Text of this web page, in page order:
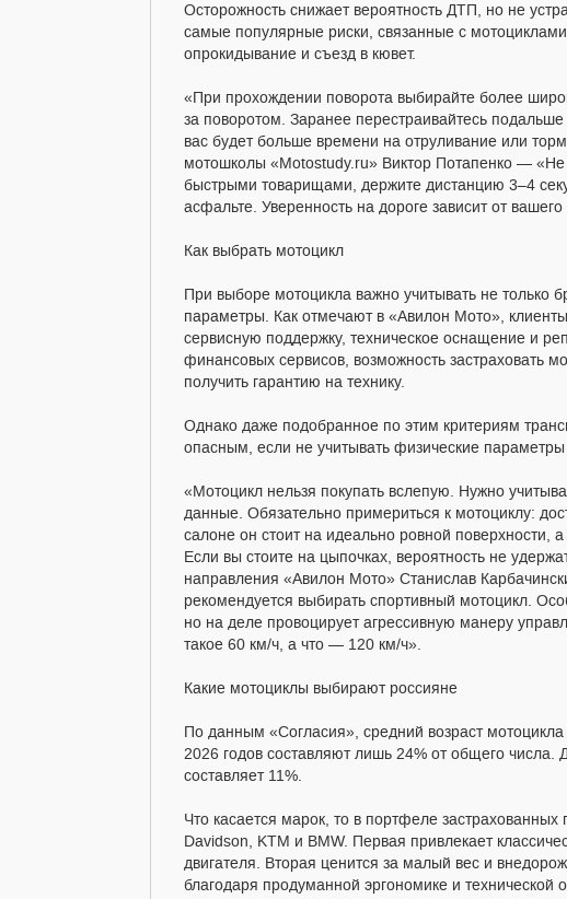
Осторожность снижает вероятность ДТП, но не
самые популярные риски, связанные с
опрокидывание и съезд в кювет.
«При прохождении поворота выбирайте более
за поворотом. Заранее перестраивайтесь
вас будет больше времени на отруливание или
мотошколы «Motostudy.ru» Виктор Потапенко —
быстрыми товарищами, держите дистанцию 3–4
асфальте. Уверенность на дороге зависит от
Как выбрать мотоцикл
При выборе мотоцикла важно учитывать не только
параметры. Как отмечают в «Авилон Мото»,
сервисную поддержку, техническое оснащение и
финансовых сервисов, возможность застраховать
получить гарантию на технику.
Однако даже подобранное по этим критериям
опасным, если не учитывать физические параметры
«Мотоцикл нельзя покупать вслепую. Нужно
данные. Обязательно примериться к мотоциклу:
салоне он стоит на идеально ровной поверхности,
Если вы стоите на цыпочках, вероятность не
направления «Авилон Мото» Станислав
рекомендуется выбирать спортивный мотоцикл.
но на деле провоцирует агрессивную манеру
такое 60 км/ч, а что — 120 км/ч».
Какие мотоциклы выбирают россияне
По данным «Согласия», средний возраст
2026 годов составляют лишь 24% от общего
составляет 11%.
Что касается марок, то в портфеле
Davidson, KTM и BMW. Первая привлекает
двигателя. Вторая ценится за малый вес и
благодаря продуманной эргономике и технической